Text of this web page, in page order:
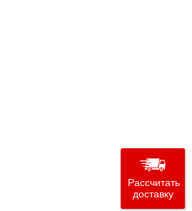
Рассчитать
доставку